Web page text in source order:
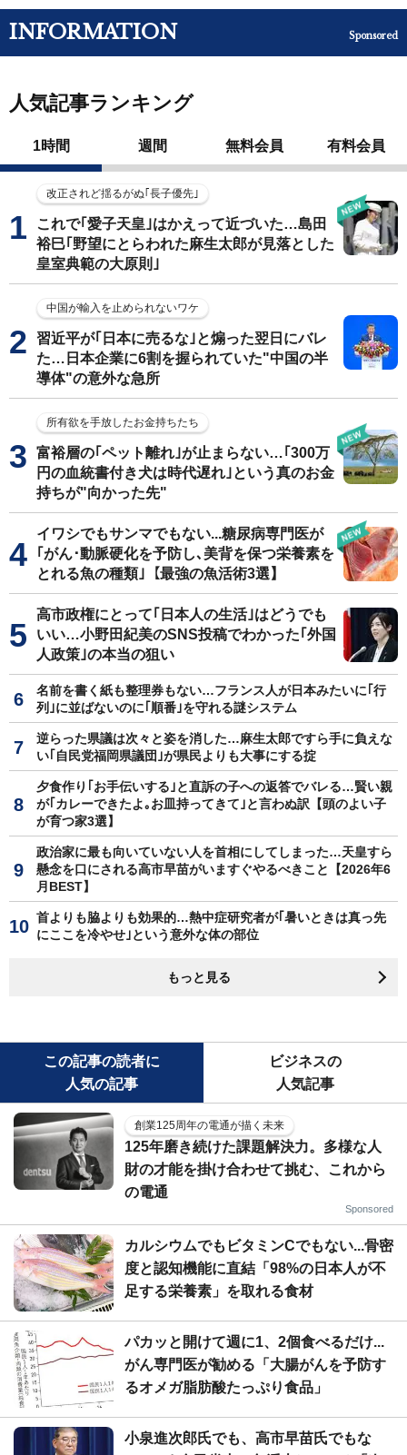
INFORMATION Sponsored
人気記事ランキング
1時間 週間 無料会員 有料会員
改正されど揺るがぬ｢長子優先｣
これで｢愛子天皇｣はかえって近づいた…島田
裕巳｢野望にとらわれた麻生太郎が見落とした
皇室典範の大原則｣
中国が輸入を止められないワケ
習近平が｢日本に売るな｣と煽った翌日にバレ
た…日本企業に6割を握られていた"中国の半
導体"の意外な急所
所有欲を手放したお金持ちたち
富裕層の｢ペット離れ｣が止まらない…｢300万
円の血統書付き犬は時代遅れ｣という真のお金
持ちが"向かった先"
イワシでもサンマでもない...糖尿病専門医が
｢がん･動脈硬化を予防し､美背を保つ栄養素を
とれる魚の種類｣【最強の魚活術3選】
高市政権にとって｢日本人の生活｣はどうでも
いい…小野田紀美のSNS投稿でわかった｢外国
人政策｣の本当の狙い
名前を書く紙も整理券もない…フランス人が日本みたいに｢行
列｣に並ばないのに｢順番｣を守れる謎システム
逆らった県議は次々と姿を消した…麻生太郎ですら手に負えな
い｢自民党福岡県議団｣が県民よりも大事にする掟
夕食作り｢お手伝いする｣と直訴の子への返答でバレる…賢い親
が｢カレーできたよ｡お皿持ってきて｣と言わぬ訳【頭のよい子
が育つ家3選】
政治家に最も向いていない人を首相にしてしまった…天皇すら
懸念を口にされる高市早苗がいますぐやるべきこと【2026年6
月BEST】
首よりも脇よりも効果的…熱中症研究者が｢暑いときは真っ先
にここを冷やせ｣という意外な体の部位
もっと見る
この記事の読者に
人気の記事
ビジネスの
人気記事
創業125周年の電通が描く未来
125年磨き続けた課題解決力。多様な人
財の才能を掛け合わせて挑む、これから
の電通
Sponsored
カルシウムでもビタミンCでもない...骨密
度と認知機能に直結「98%の日本人が不
足する栄養素」を取れる食材
パカッと開けて週に1、2個食べるだけ...
がん専門医が勧める「大腸がんを予防す
るオメガ脂肪酸たっぷり食品」
小泉進次郎氏でも、高市早苗氏でもな